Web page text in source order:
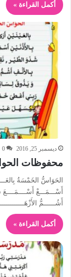
أكمل القراءة »
ديسمبر 25, 2016 0
محفوظات
الحَوَاسُّ الخَمْسَةُ
أَسْـــمَـــعْ
أَشُــــــمُّ
أكمل القراءة »